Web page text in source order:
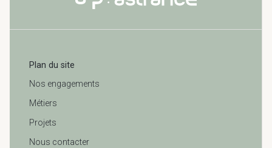
Plan du site
Nos engagements
Métiers
Projets
Nous contacter